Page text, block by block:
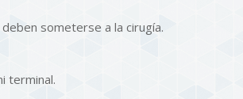
someterse a la cirugía.
terminal.